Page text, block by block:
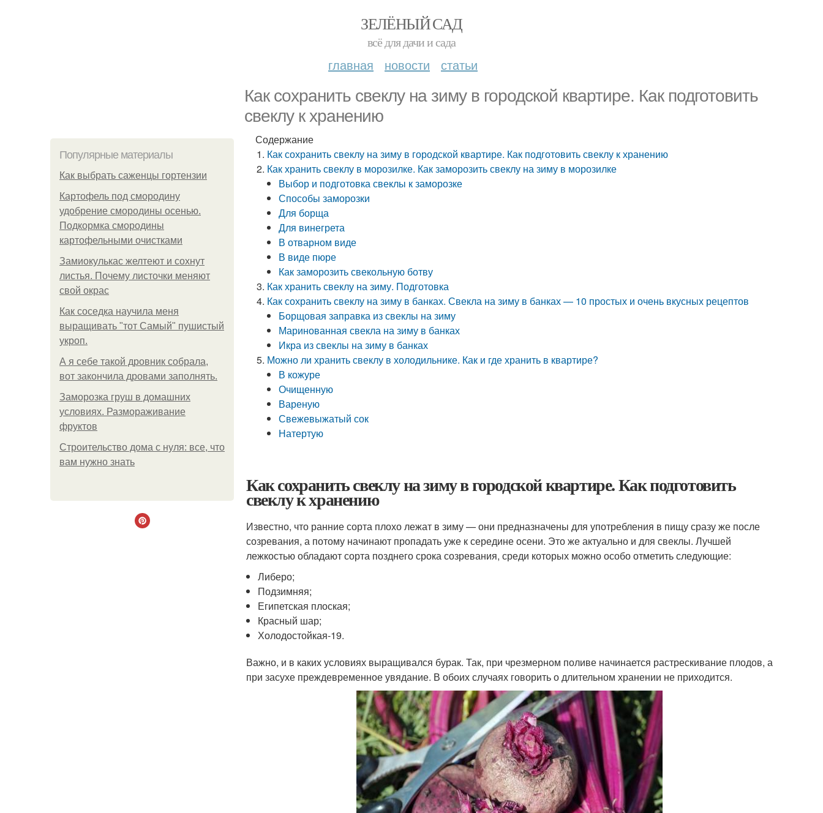
ЗЕЛЁНЫЙ САД
всё для дачи и сада
главная новости статьи
Как сохранить свеклу на зиму в городской квартире. Как подготовить
свеклу к хранению
Популярные материалы
Как выбрать саженцы гортензии
Картофель под смородину
удобрение смородины осенью.
Подкормка смородины
картофельными очистками
Замиокулькас желтеют и сохнут
листья. Почему листочки меняют
свой окрас
Как соседка научила меня
выращивать "тот Самый" пушистый
укроп.
А я себе такой дровник собрала,
вот закончила дровами заполнять.
Заморозка груш в домашних
условиях. Размораживание
фруктов
Строительство дома с нуля: все, что
вам нужно знать
Содержание
Как сохранить свеклу на зиму в городской квартире. Как подготовить свеклу к хранению
Как хранить свеклу в морозилке. Как заморозить свеклу на зиму в морозилке
Выбор и подготовка свеклы к заморозке
Способы заморозки
Для борща
Для винегрета
В отварном виде
В виде пюре
Как заморозить свекольную ботву
Как хранить свеклу на зиму. Подготовка
Как сохранить свеклу на зиму в банках. Свекла на зиму в банках — 10 простых и очень вкусных рецептов
Борщовая заправка из свеклы на зиму
Маринованная свекла на зиму в банках
Икра из свеклы на зиму в банках
Можно ли хранить свеклу в холодильнике. Как и где хранить в квартире?
В кожуре
Очищенную
Вареную
Свежевыжатый сок
Натертую
Как сохранить свеклу на зиму в городской квартире. Как подготовить
свеклу к хранению
Известно, что ранние сорта плохо лежат в зиму — они предназначены для употребления в пищу сразу же после
созревания, а потому начинают пропадать уже к середине осени. Это же актуально и для свеклы. Лучшей
лежкостью обладают сорта позднего срока созревания, среди которых можно особо отметить следующие:
Либеро;
Подзимняя;
Египетская плоская;
Красный шар;
Холодостойкая-19.
Важно, и в каких условиях выращивался бурак. Так, при чрезмерном поливе начинается растрескивание плодов, а
при засухе преждевременное увядание. В обоих случаях говорить о длительном хранении не приходится.